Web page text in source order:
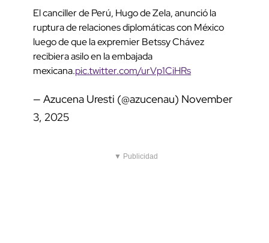
El canciller de Perú, Hugo de Zela, anunció la
ruptura de relaciones diplomáticas con México
luego de que la expremier Betssy Chávez
recibiera asilo en la embajada
mexicana.pic.twitter.com/urVp1CiHRs
— Azucena Uresti (@azucenau) November
3, 2025
▼ Publicidad